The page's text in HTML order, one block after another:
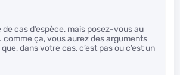
cas d’espèce, mais posez-vous au
comme ça, vous aurez des arguments
dans votre cas, c’est pas ou c’est un